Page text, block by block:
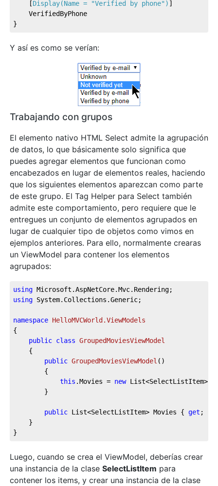
	[
Display(Name = "Verified by phone") ]
}
Y así es como se verían:
Trabajando con grupos
El elemento nativo HTML Select admite la agrupación
de datos, lo que básicamente solo significa que
puedes agregar elementos que funcionan como
encabezados en lugar de elementos reales, haciendo
que los siguientes elementos aparezcan como parte
de este grupo. El Tag Helper para Select también
admite este comportamiento, pero requiere que le
entregues un conjunto de elementos agrupados en
lugar de cualquier tipo de objetos como vimos en
ejemplos anteriores. Para ello, normalmente crearas
un ViewModel para contener los elementos
agrupados:
using
using System.Collections.Generic;
namespace HelloMVCWorld.ViewModels
{
public class GroupedMoviesViewModel
public GroupedMoviesViewModel ( )
this .Movies = new
public List<SelectListItem> Movies { get ;
Luego, cuando se crea el ViewModel, deberías crear
una instancia de la clase SelectListItem para
contener los items, y crear una instancia de la clase